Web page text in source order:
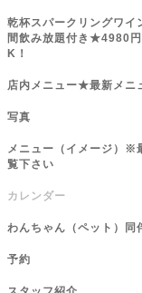
乾杯スパークリングワ
間飲み放題付き★4980
K！
店内メニュー★最新メニ
写真
メニュー（イメージ）※
覧下さい
カレンダー
わんちゃん（ペット）同
予約